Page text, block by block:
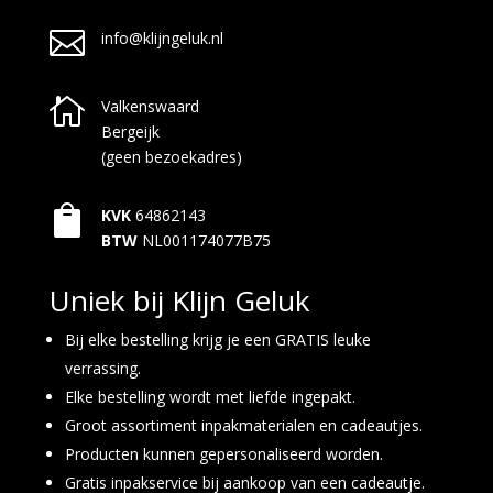
 info@klijngeluk.nl

Valkenswaard
Bergeijk
(geen bezoekadres)
 KVK 64862143
BTW NL001174077B75
Uniek bij Klijn Geluk
Bij elke bestelling krijg je een GRATIS leuke
verrassing.
Elke bestelling wordt met liefde ingepakt.
Groot assortiment inpakmaterialen en cadeautjes.
Producten kunnen gepersonaliseerd worden.
Gratis inpakservice bij aankoop van een cadeautje.